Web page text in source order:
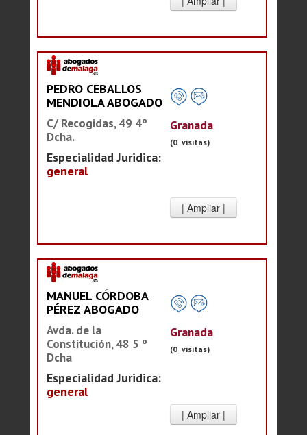
PEDRO CEBALLOS
MENDIOLA ABOGADO
C/ Recogidas, 49 4º
Dcha.
Especialidad Juridica:
general
Granada
(0 visitas)
MANUEL CÓRDOBA
PÉREZ ABOGADO
Avda. de la
Constitución, 48 5 º
Dcha
Especialidad Juridica:
general
Granada
(0 visitas)